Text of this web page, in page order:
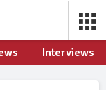
Interviews